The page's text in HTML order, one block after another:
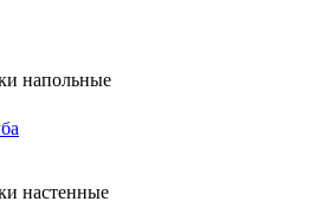
напольные
настенные